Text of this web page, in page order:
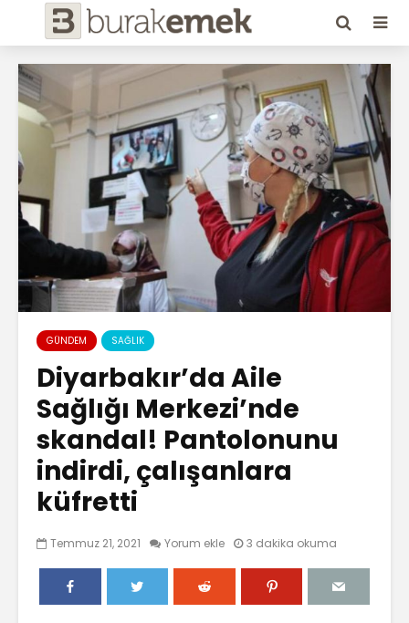
GÜNDEM SAĞLIK
Diyarbakır’da Aile
Sağlığı Merkezi’nde
skandal! Pantolonunu
indirdi, çalışanlara
küfretti
Temmuz 21, 2021 Yorum ekle 3 dakika okuma